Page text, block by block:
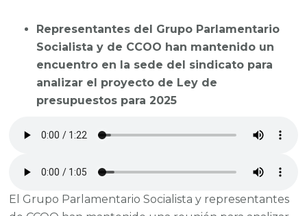
Representantes del Grupo Parlamentario
Socialista y de CCOO han mantenido un
encuentro en la sede del sindicato para
analizar el proyecto de Ley de
presupuestos para 2025
El Grupo Parlamentario Socialista y representantes